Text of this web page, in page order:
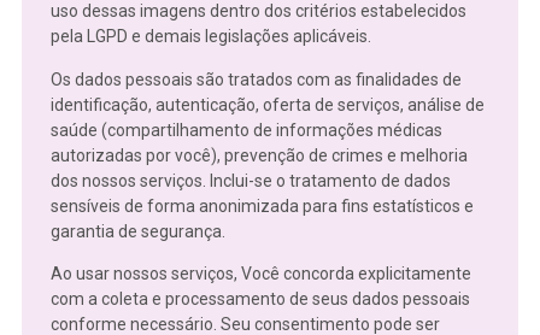
uso dessas imagens dentro dos critérios estabelecidos
pela LGPD e demais legislações aplicáveis.
Os dados pessoais são tratados com as finalidades de
identificação, autenticação, oferta de serviços, análise de
saúde (compartilhamento de informações médicas
autorizadas por você), prevenção de crimes e melhoria
dos nossos serviços. Inclui-se o tratamento de dados
sensíveis de forma anonimizada para fins estatísticos e
garantia de segurança.
Ao usar nossos serviços, Você concorda explicitamente
com a coleta e processamento de seus dados pessoais
conforme necessário. Seu consentimento pode ser